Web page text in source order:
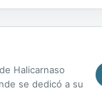
Halicarnaso
se dedicó a su